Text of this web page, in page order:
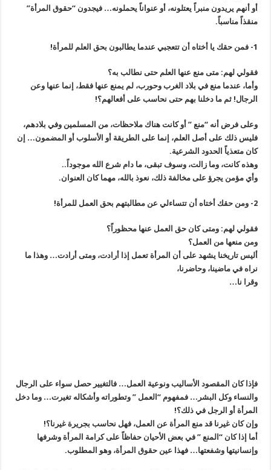
أو أنهم يريدون منبراً يعتلونه، أو عنواناً يحملونه… فيجدون “حقوق المرأة”
منقذاً مناسباً.
1- فمن حقك يا أختاه أن تتعجبي عندما يطالبون بحق العلم للمرأة!
فقولي لهم: متى منع عنها العلم حتى نطالب به؟
وأما، عندما منع في بلاد الغرب وحورب، لم يمنع عنها فقط، إنما عنها وعن
الرجال! ثم ما دخلنا بهم حتى نحاسب على أفعالهم؟!
وعلى فرض أنه “منع ” أو كانت هناك ملاحظات، من المسلمين وفي بلادهم،
فليس ذلك على أصل العلم، إنما على الطريقة أو الأسلوب أو المضمون… إن
كان متعذياً الحدود الشرعية.
وهذه كانت، وما زالت، وسوف تبقى، ما دام شرع الله موجوداً..
وأي مؤمن يجرؤ على مخالفة ذلك، نعوذ بالله، مهما كان العنوان.
2- ومن حقك أختاه أن تتساءلي عن مطالبتهم بحق العمل للمرأة!
فقولي لهم: ومتى كان حق العمل عنها محظوراً؟
ومن منعها من العمل؟
أليس تاريخنا يشهد على أن المرأة تعمل إذا أرادت، ومتى أرادت… وهذا ما
نراه في ماضينا، وحاضرنا،
وقرا نا…
فإذا كان المقصود الأساليب ونوعية العمل… فالتغيير حصل سواء على الرجال
والنساء وكل البشر… فمفهوم “العمل ” وتطوراته وأشكاله تغيرت… وما دخل
المرأة أو الرجل في ذلك؟!
وإن كان غيرنا قد منع المرأة عن العمل، فهل نحاسب بجريرة غيرنا؟!
أما إذا كان “المنع ” في بعض الأحيان حفاظاً على كرامة المرأة وشرفها
وإنسانيتها وشفعتها… فهذا عين حقوق المرأة، وهو المطلوب.